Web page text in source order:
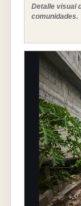
Detalle visual
comunidades.